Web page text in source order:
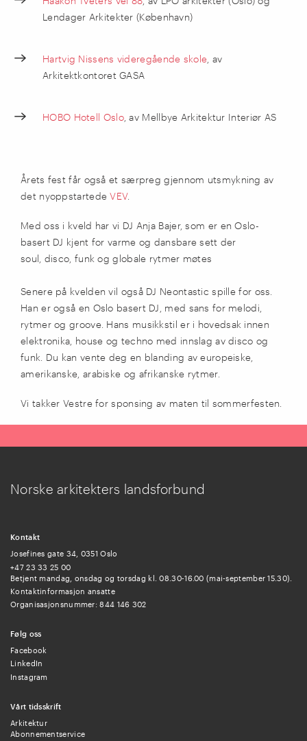
Lendager Arkitekter (København)
Hartvig Nissens videregående skole , av
Arkitektkontoret GASA
HOBO Hotell Oslo, av Mellbye Arkitektur Interiør AS
Årets fest får også et særpreg gjennom utsmykning av
det nyoppstartedeVEV.
Med oss i kveld har vi DJ Anja Bajer, som er en Oslo-
basert DJ kjent for varme og dansbare sett der
soul, disco, funk og globale rytmer møtes
Senere på kvelden vil også DJ Neontastic spille for oss.
Han er også en Oslo basert DJ, med sans for melodi,
rytmer og groove. Hans musikkstil er i hovedsak innen
elektronika, house og techno med innslag av disco og
funk. Du kan vente deg en blanding av europeiske,
amerikanske, arabiske og afrikanske rytmer.
Vi takker Vestre for sponsing av maten til sommerfesten.
Norske arkitekters landsforbund
Kontakt
Josefines gate 34, 0351 Oslo
+47 23 33 25 00
Betjent mandag, onsdag og torsdag kl. 08.30-16.00 (mai-september 15.30).
Kontaktinformasjon ansatte
Organisasjonsnummer: 844 146 302
Følg oss
Facebook
LinkedIn
Instagram
Vårt tidsskrift
Arkitektur
Abonnementservice